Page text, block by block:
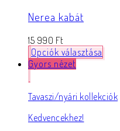
Nerea kabát
15 990 Ft
Opciók választása
Gyors nézet
Tavaszi/nyári kollekciók
Kedvencekhez!